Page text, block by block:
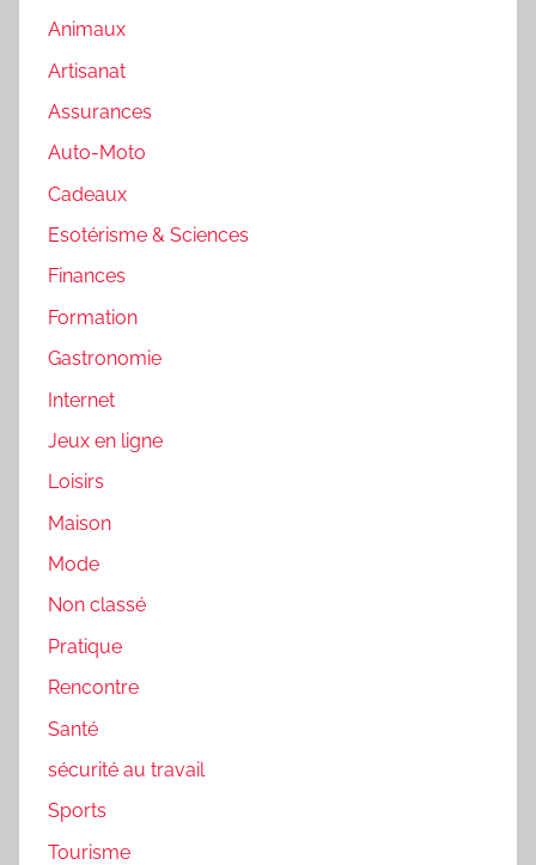
Animaux
Artisanat
Assurances
Auto-Moto
Cadeaux
Esotérisme & Sciences
Finances
Formation
Gastronomie
Internet
Jeux en ligne
Loisirs
Maison
Mode
Non classé
Pratique
Rencontre
Santé
sécurité au travail
Sports
Tourisme